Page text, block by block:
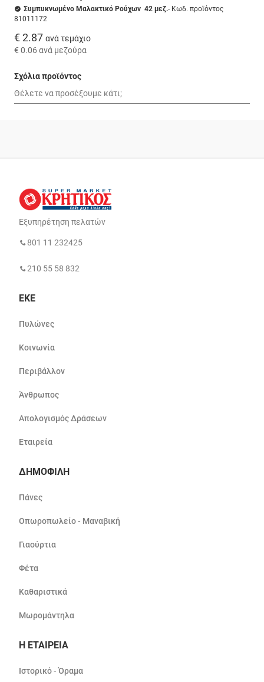
Συμπυκνωμένο Μαλακτικό Ρούχων 42 μεζ.- Κωδ. προϊόντος
81011172
€ 2.87 ανά τεμάχιο
€ 0.06 ανά μεζούρα
Σχόλια προϊόντος
Εξυπηρέτηση πελατών
801 11 232425
210 55 58 832
ΕΚΕ
Πυλώνες
Κοινωνία
Περιβάλλον
Άνθρωπος
Απολογισμός Δράσεων
Εταιρεία
ΔΗΜΟΦΙΛΗ
Πάνες
Οπωροπωλείο - Μαναβική
Γιαούρτια
Φέτα
Καθαριστικά
Μωρομάντηλα
Η ΕΤΑΙΡΕΙΑ
Ιστορικό - Όραμα